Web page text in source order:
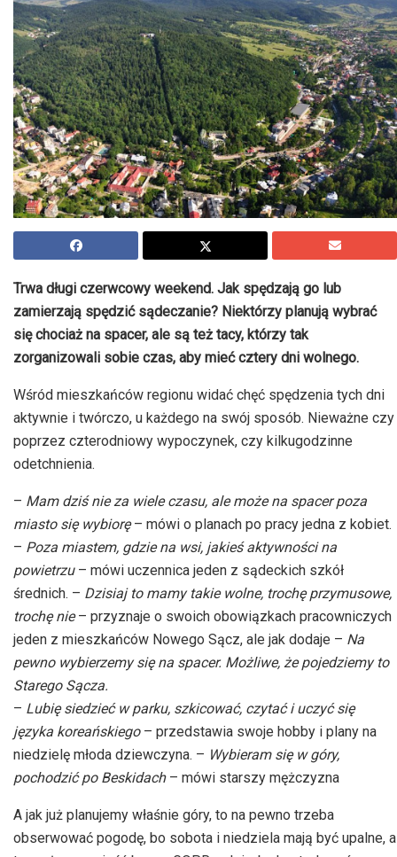
Trwa długi czerwcowy weekend. Jak spędzają go lub
zamierzają spędzić sądeczanie? Niektórzy planują wybrać
się chociaż na spacer, ale są też tacy, którzy tak
zorganizowali sobie czas, aby mieć cztery dni wolnego.
Wśród mieszkańców regionu widać chęć spędzenia tych dni
aktywnie i twórczo, u każdego na swój sposób. Nieważne czy
poprzez czterodniowy wypoczynek, czy kilkugodzinne
odetchnienia.
– Mam dziś nie za wiele czasu, ale może na spacer poza
miasto się wybiorę– mówi o planach po pracy jedna z kobiet.
– Poza miastem, gdzie na wsi, jakieś aktywności na
powietrzu– mówi uczennica jeden z sądeckich szkół
średnich. – Dzisiaj to mamy takie wolne, trochę przymusowe,
trochę nie– przyznaje o swoich obowiązkach pracowniczych
jeden z mieszkańców Nowego Sącz, ale jak dodaje – Na
pewno wybierzemy się na spacer. Możliwe, że pojedziemy to
Starego Sącza.
– Lubię siedzieć w parku, szkicować, czytać i uczyć się
języka koreańskiego– przedstawia swoje hobby i plany na
niedzielę młoda dziewczyna. – Wybieram się w góry,
pochodzić po Beskidach– mówi starszy mężczyzna
A jak już planujemy właśnie góry, to na pewno trzeba
obserwować pogodę, bo sobota i niedziela mają być upalne, a